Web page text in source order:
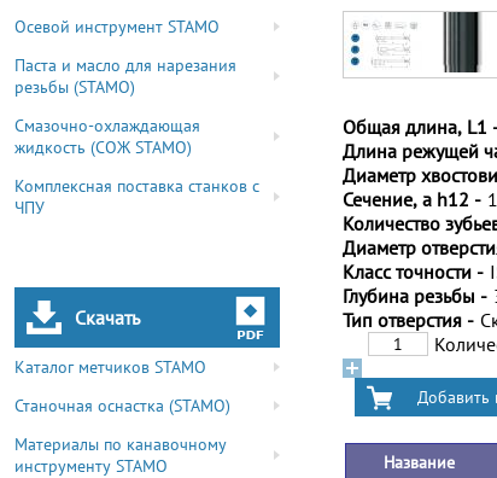
Осевой инструмент STAMO
Паста и масло для нарезания
резьбы (STAMO)
Смазочно-охлаждающая
жидкость (СОЖ STAMO)
Комплексная поставка станков с
ЧПУ
Скачать
Каталог метчиков STAMO
Станочная оснастка (STAMO)
Материалы по канавочному
инструменту STAMO
Общая длина, L1
Длина режущей
Диаметр
Сечение, a h12 -
Количество
Диаметр
Класс точности -
Глубина резьбы -
Тип отверстия -
Название